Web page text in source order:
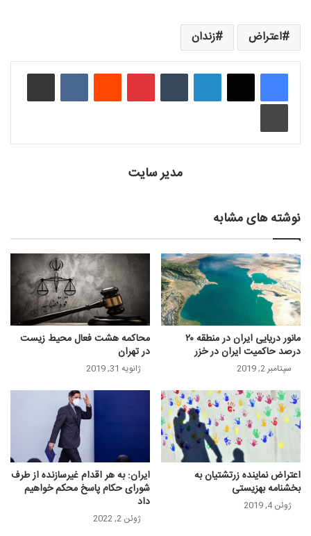
اعتراض زندان
لینکدین ‫پین‌ترست ‫رددیت
چاپ
مدیر سایت
نوشته های مشابه
مانور دریایی ایران در منطقه ۲۰
درصد حاکمیت ایران در خزر
سپتامبر 2, 2019
محاکمه هشت فعال محیط زیست
در تهران
ژانویه 31, 2019
اعتراض نماینده زرتشتیان به
بخشنامه بهزیستی
ژوئن 4, 2019
ایران: به هر اقدام غیرسازنده از طرف
شورای حکام پاسخ محکم خواهیم
داد
ژوئن 2, 2022